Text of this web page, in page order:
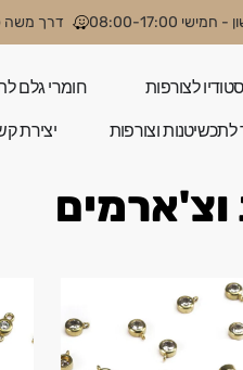
08:00-17:00 דרך משה פלימן 8, חיפה
סטודיו לצורפות חומרי גלם
וצורפות יצירת